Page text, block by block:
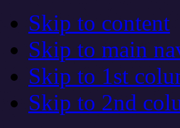
Skip to content
Skip to main
Skip to 1st
Skip to 2nd